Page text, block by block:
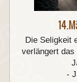
Die Seligkeit
verlängert das
-